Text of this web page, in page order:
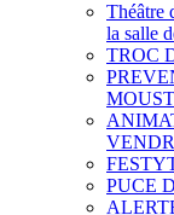
Théâtre
la salle
TROC
PUCE